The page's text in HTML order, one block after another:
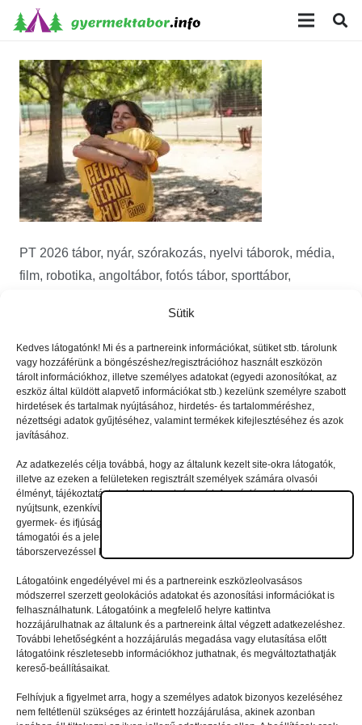
Sütik
Kedves látogatónk! Mi és a partnereink információkat, sütiket stb. tárolunk
vagy hozzáférünk a böngészéshez/regisztrációhoz használt eszközön
tárolt információkhoz, illetve személyes adatokat (egyedi azonosítókat, az
eszköz által küldött alapvető információkat stb.) kezelünk személyre szabott
hirdetések és tartalmak nyújtásához, hirdetés- és tartalomméréshez,
nézettségi adatok gyűjtéséhez, valamint termékek kifejlesztéséhez és azok
javításához.
Az adatkezelés célja továbbá, hogy az általunk kezelt site-okra látogatók,
illetve az ezeken a felületeken regisztrált személyek számára olvasói
élményt, tájékoztatást, valamint szerteágazó információszolgáltatást
nyújtsunk, ezenkívül – jelentkezési szándék/regisztráció esetén – a nyári
gyermek- és ifjúsági táborainkban való részvételhez biztosítsuk a
támogatói és a jelentkezési, valamint a számlázási feltételeket és a
táborszervezéssel kapcsolatos kommunikációt.
Látogatóink engedélyével mi és a partnereink eszközleolvasásos
módszerrel szerzett geolokációs adatokat és azonosítási információkat is
felhasználhatunk. Látogatóink a megfelelő helyre kattintva
hozzájárulhatnak az általunk és a partnereink által végzett adatkezeléshez.
További lehetőségként a hozzájárulás megadása vagy elutasítása előtt
látogatóink részletesebb információkhoz juthatnak, és megváltoztathatják
kereső-beállításaikat.
Felhívjuk a figyelmet arra, hogy a személyes adatok bizonyos kezeléséhez
nem feltétlenül szükséges az érintett hozzájárulása, akinek azonban
PT 2026 tábor, nyár, szórakozás, nyelvi táborok, média,
film, robotika, angoltábor, fotós tábor, sporttábor,
játéktábor, programozás, kézművestábor, kreativitás,
tőzsde, gazdaság, 3D, technika
Vélemény, hozzászólás?
*karakterrel jelöltük